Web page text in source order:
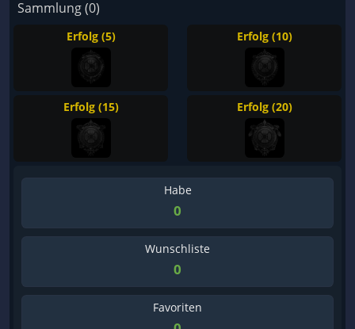
Sammlung (0)
Erfolg (5) Erfolg (10)
Erfolg (15) Erfolg (20)
Habe
0
Wunschliste
0
Favoriten